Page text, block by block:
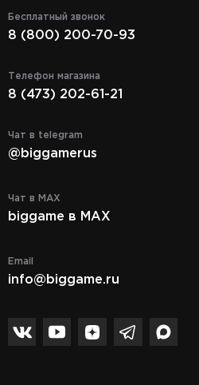
Бесплатный звонок
8 (800) 200-70-93
Телефон магазина
8 (473) 202-61-21
Чат в telegram
@biggamerus
Чат в MAX
biggame в MAX
Email
info@biggame.ru